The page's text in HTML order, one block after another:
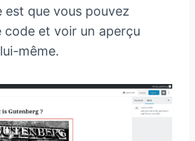
est que vous pouvez
code et voir un aperçu
même.